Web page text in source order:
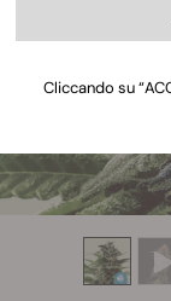
Cliccando su